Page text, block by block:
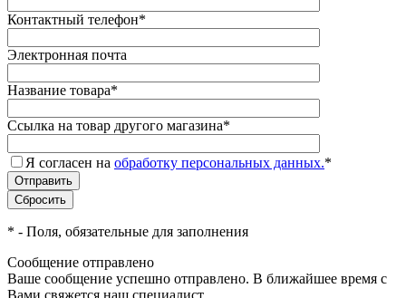
Контактный телефон*
Электронная почта
Название товара*
Ссылка на товар другого магазина*
Я согласен на обработку персональных данных.*
* - Поля, обязательные для заполнения
Сообщение отправлено
Ваше сообщение успешно отправлено. В ближайшее время с